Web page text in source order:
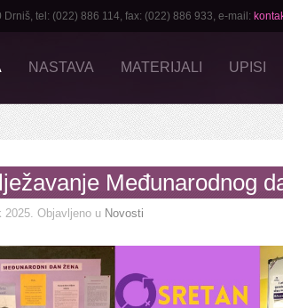
tel: (022) 886 114, fax: (022) 886 933, e-mail:
NASTAVA MATERIJALI UPISI
Međunarodnog
2025. Objavljeno u Novosti